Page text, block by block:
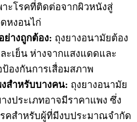
าะโรคที่ติดต่อจากผิวหนังสู่
หงอนไก่
ย่างถูกต้อง: ถุงยางอนามัยต้อง
ะเย็น ห่างจากแสงแดดและ
องกันการเสื่อมสภาพ
สำหรับบางคน: ถุงยางอนามัย
งประเภทอาจมีราคาแพง ซึ่ง
คสำหรับผู้ที่มีงบประมาณจำกัด